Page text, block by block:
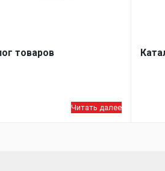
товаров
Читать далее